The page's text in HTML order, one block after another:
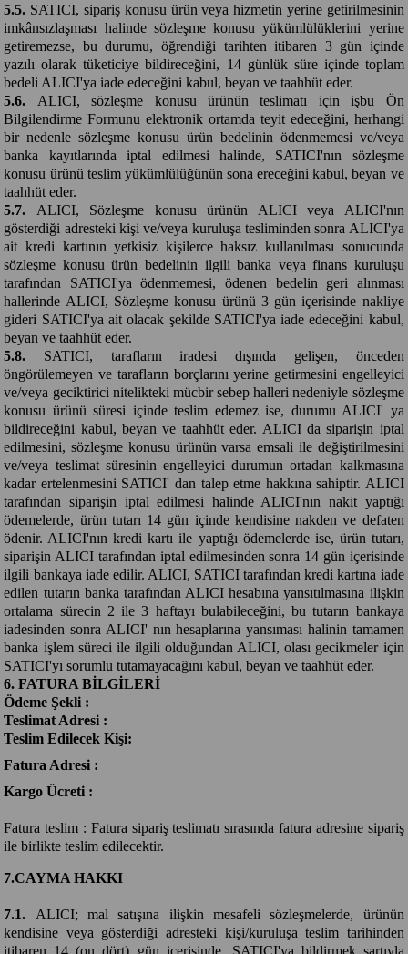
5.5. SATICI, sipariş konusu ürün veya hizmetin yerine getirilmesinin
imkânsızlaşması halinde sözleşme konusu yükümlülüklerini yerine
getiremezse, bu durumu, öğrendiği tarihten itibaren 3 gün içinde
yazılı olarak tüketiciye bildireceğini, 14 günlük süre içinde toplam
bedeli ALICI'ya iade edeceğini kabul, beyan ve taahhüt eder.
5.6. ALICI, sözleşme konusu ürünün teslimatı için işbu Ön
Bilgilendirme Formunu elektronik ortamda teyit edeceğini, herhangi
bir nedenle sözleşme konusu ürün bedelinin ödenmemesi ve/veya
banka kayıtlarında iptal edilmesi halinde, SATICI'nın sözleşme
konusu ürünü teslim yükümlülüğünün sona ereceğini kabul, beyan ve
taahhüt eder.
5.7. ALICI, Sözleşme konusu ürünün ALICI veya ALICI'nın
gösterdiği adresteki kişi ve/veya kuruluşa tesliminden sonra ALICI'ya
ait kredi kartının yetkisiz kişilerce haksız kullanılması sonucunda
sözleşme konusu ürün bedelinin ilgili banka veya finans kuruluşu
tarafından SATICI'ya ödenmemesi, ödenen bedelin geri alınması
hallerinde ALICI, Sözleşme konusu ürünü 3 gün içerisinde nakliye
gideri SATICI'ya ait olacak şekilde SATICI'ya iade edeceğini kabul,
beyan ve taahhüt eder.
5.8. SATICI, tarafların iradesi dışında gelişen, önceden
öngörülemeyen ve tarafların borçlarını yerine getirmesini engelleyici
ve/veya geciktirici nitelikteki mücbir sebep halleri nedeniyle sözleşme
konusu ürünü süresi içinde teslim edemez ise, durumu ALICI' ya
bildireceğini kabul, beyan ve taahhüt eder. ALICI da siparişin iptal
edilmesini, sözleşme konusu ürünün varsa emsali ile değiştirilmesini
ve/veya teslimat süresinin engelleyici durumun ortadan kalkmasına
kadar ertelenmesini SATICI' dan talep etme hakkına sahiptir. ALICI
tarafından siparişin iptal edilmesi halinde ALICI'nın nakit yaptığı
ödemelerde, ürün tutarı 14 gün içinde kendisine nakden ve defaten
ödenir. ALICI'nın kredi kartı ile yaptığı ödemelerde ise, ürün tutarı,
siparişin ALICI tarafından iptal edilmesinden sonra 14 gün içerisinde
ilgili bankaya iade edilir. ALICI, SATICI tarafından kredi kartına iade
edilen tutarın banka tarafından ALICI hesabına yansıtılmasına ilişkin
ortalama sürecin 2 ile 3 haftayı bulabileceğini, bu tutarın bankaya
iadesinden sonra ALICI' nın hesaplarına yansıması halinin tamamen
banka işlem süreci ile ilgili olduğundan ALICI, olası gecikmeler için
SATICI'yı sorumlu tutamayacağını kabul, beyan ve taahhüt eder.
6. FATURA BİLGİLERİ
Ödeme Şekli :
Teslimat Adresi :
Teslim Edilecek Kişi:
Fatura Adresi :
Kargo Ücreti :
Fatura teslim : Fatura sipariş teslimatı sırasında fatura adresine sipariş
ile birlikte teslim edilecektir.
7.CAYMA HAKKI
7.1. ALICI; mal satışına ilişkin mesafeli sözleşmelerde, ürünün
kendisine veya gösterdiği adresteki kişi/kuruluşa teslim tarihinden
itibaren 14 (on dört) gün içerisinde, SATICI'ya bildirmek şartıyla